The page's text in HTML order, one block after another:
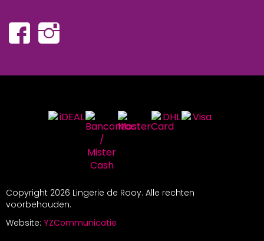
Copyright 2026 Lingerie de Rooy. Alle rechten
voorbehouden.
Website: YZCommunicatie